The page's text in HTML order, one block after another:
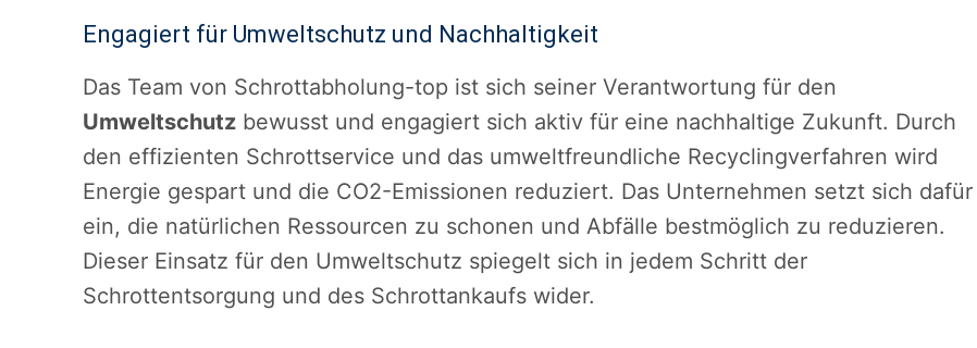
Engagiert für Umweltschutz und Nachhaltigkeit
Das Team von Schrottabholung-top ist sich seiner Verantwortung für den
Umweltschutz bewusst und engagiert sich aktiv für eine nachhaltige Zukunft. Durch
den effizienten Schrottservice und das umweltfreundliche Recyclingverfahren wird
Energie gespart und die CO2-Emissionen reduziert. Das Unternehmen setzt sich dafür
ein, die natürlichen Ressourcen zu schonen und Abfälle bestmöglich zu reduzieren.
Dieser Einsatz für den Umweltschutz spiegelt sich in jedem Schritt der
Schrottentsorgung und des Schrottankaufs wider.